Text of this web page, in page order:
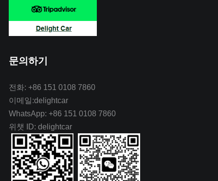
문의하기
전화: +86 151 0108 7860
이메일:delightcar
WhatsApp: +86 151 0108 7860
위챗 ID: delightcar